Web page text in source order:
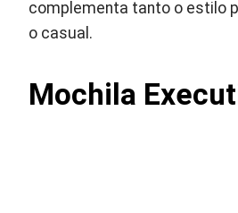
complementa tanto o estilo
o casual.
Mochila